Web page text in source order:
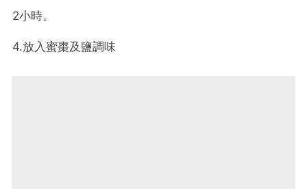
2小時。
4.放入蜜棗及鹽調味